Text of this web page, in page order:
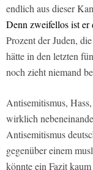
endlich aus dieser
Denn zweifellos ist er
Prozent der Juden,
hätte in den letzten
noch zieht niemand
Antisemitismus,
wirklich
Antisemitismus
gegenüber einem
könnte ein Fazit